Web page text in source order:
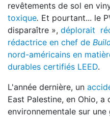
revêtements de sol en
toxique. Et pourtant... le
disparaître », déplorait
rédactrice en chef de
nord-américains en
durables certifiés LEED.
L'année dernière, un
East Palestine, en Ohio, a
environnementale sur